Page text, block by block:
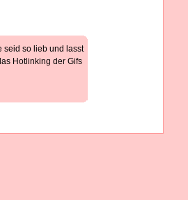
seid so lieb und lasst
Hotlinking der Gifs